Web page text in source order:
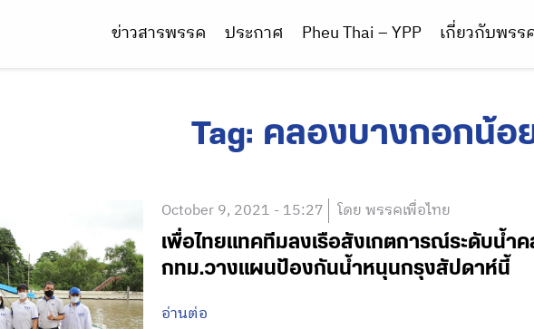
ข่าวสารพรรค ประกาศ Pheu Thai – YPP เกี่ยวกับพรร
Tag: คลองบางกอกน้อ
October 9, 2021 - 15:27 โดย พรรคเพื่อไทย
เพื่อไทยแทคทีมลงเรือสังเกตการณ์ระดับน้ำ
กทม.วางแผนป้องกันน้ำหนุนกรุงสัปดาห์นี้
อ่านต่อ